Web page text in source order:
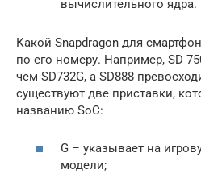
вычислительного ядра.
Какой Snapdragon для
по его номеру. Например, SD
чем SD732G, а SD888
существуют две приставки,
названию SoC:
G – указывает на
модели;